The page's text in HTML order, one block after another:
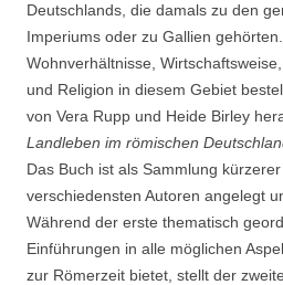
Deutschlands, die damals zu den
Imperiums oder zu Gallien
Wohnverhältnisse,
und Religion in diesem Gebiet
von Vera Rupp und Heide Birley
Landleben im römischen
Das Buch ist als Sammlung
verschiedensten Autoren angelegt
Während der erste thematisch
Einführungen in alle möglichen
zur Römerzeit bietet, stellt der